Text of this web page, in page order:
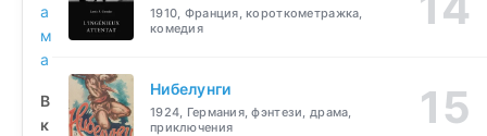
а
м
а
В
к
1910, Франция, короткометражка,
комедия
Нибелунги
1924, Германия, фэнтези, драма,
приключения